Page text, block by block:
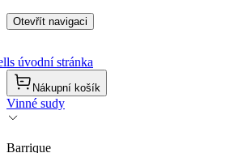
Otevřít navigaci
úvodní stránka
Nákupní košík
Vinné sudy
Barrique